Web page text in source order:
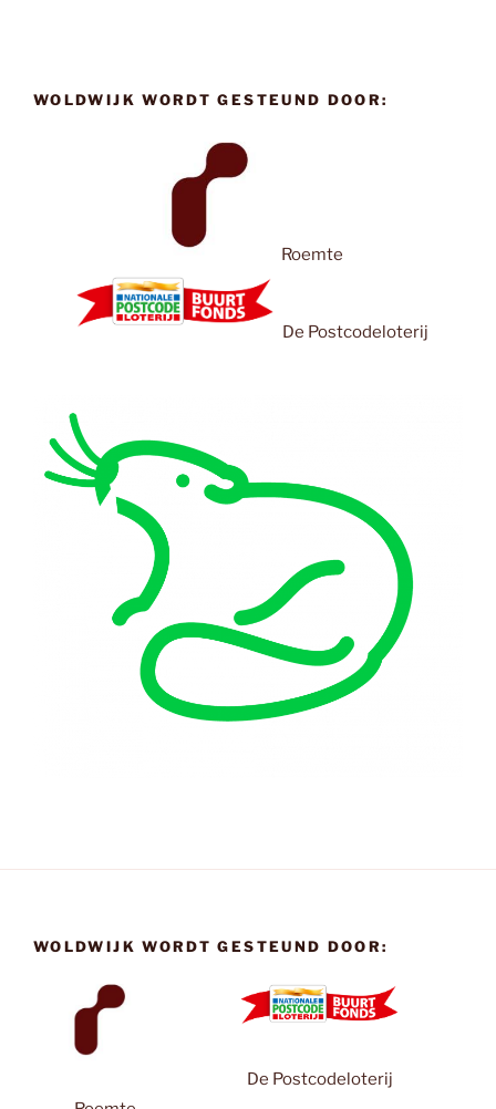
WOLDWIJK WORDT GESTEUND DOOR:
Roemte
De Postcodeloterij
WOLDWIJK WORDT GESTEUND DOOR:
De Postcodeloterij